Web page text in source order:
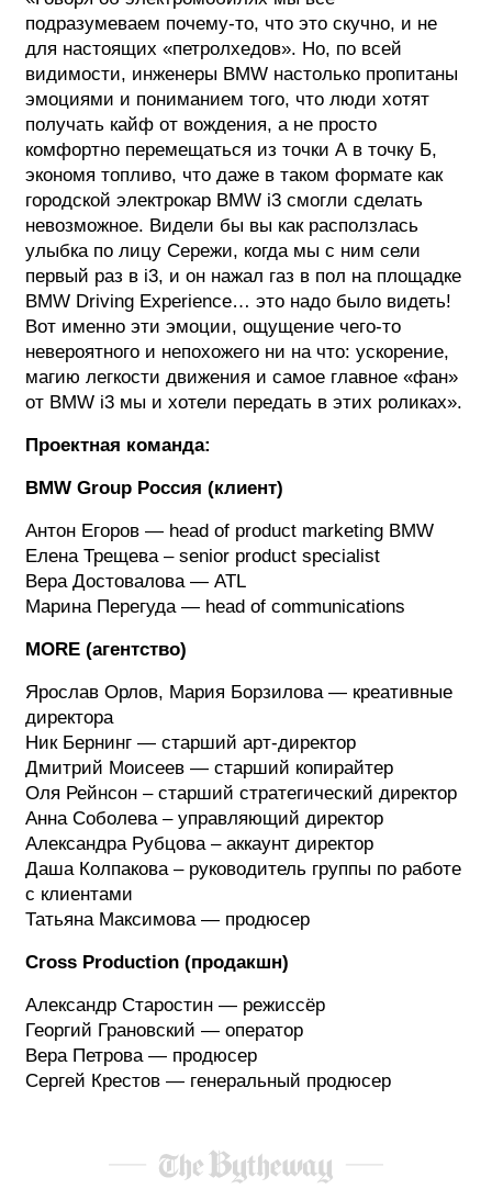
подразумеваем почему-то, что это скучно, и не
для настоящих «петролхедов». Но, по всей
видимости, инженеры BMW настолько пропитаны
эмоциями и пониманием того, что люди хотят
получать кайф от вождения, а не просто
комфортно перемещаться из точки А в точку Б,
экономя топливо, что даже в таком формате как
городской электрокар BMW i3 смогли сделать
невозможное. Видели бы вы как расползлась
улыбка по лицу Сережи, когда мы с ним сели
первый раз в i3, и он нажал газ в пол на площадке
BMW Driving Experience… это надо было видеть!
Вот именно эти эмоции, ощущение чего-то
невероятного и непохожего ни на что: ускорение,
магию легкости движения и самое главное «фан»
от BMW i3 мы и хотели передать в этих роликах».
Проектная команда:
BMW Group Россия (клиент)
Антон Егоров — head of product marketing BMW
Елена Трещева – senior product specialist
Вера Достовалова — ATL
Марина Перегуда — head of communications
MORE (агентство)
Ярослав Орлов, Мария Борзилова — креативные
директора
Ник Бернинг — старший арт-директор
Дмитрий Моисеев — старший копирайтер
Оля Рейнсон – старший стратегический директор
Анна Соболева – управляющий директор
Александра Рубцова – аккаунт директор
Даша Колпакова – руководитель группы по работе
с клиентами
Татьяна Максимова — продюсер
Cross Production (продакшн)
Александр Старостин — режиссёр
Георгий Грановский — оператор
Вера Петрова — продюсер
Сергей Крестов — генеральный продюсер